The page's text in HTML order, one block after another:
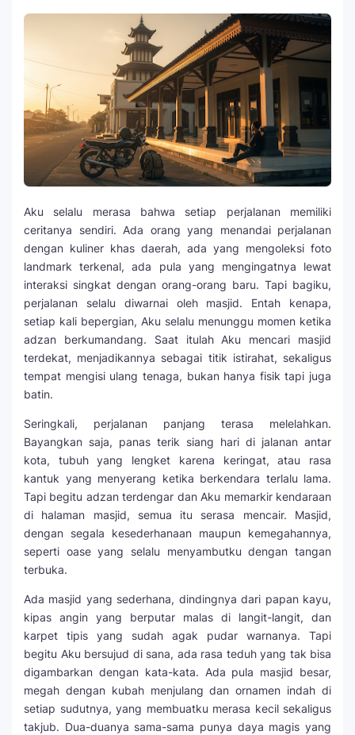
Aku selalu merasa bahwa setiap perjalanan memiliki
ceritanya sendiri. Ada orang yang menandai perjalanan
dengan kuliner khas daerah, ada yang mengoleksi foto
landmark terkenal, ada pula yang mengingatnya lewat
interaksi singkat dengan orang-orang baru. Tapi bagiku,
perjalanan selalu diwarnai oleh masjid. Entah kenapa,
setiap kali bepergian, Aku selalu menunggu momen ketika
adzan berkumandang. Saat itulah Aku mencari masjid
terdekat, menjadikannya sebagai titik istirahat, sekaligus
tempat mengisi ulang tenaga, bukan hanya fisik tapi juga
batin.
Seringkali, perjalanan panjang terasa melelahkan.
Bayangkan saja, panas terik siang hari di jalanan antar
kota, tubuh yang lengket karena keringat, atau rasa
kantuk yang menyerang ketika berkendara terlalu lama.
Tapi begitu adzan terdengar dan Aku memarkir kendaraan
di halaman masjid, semua itu serasa mencair. Masjid,
dengan segala kesederhanaan maupun kemegahannya,
seperti oase yang selalu menyambutku dengan tangan
terbuka.
Ada masjid yang sederhana, dindingnya dari papan kayu,
kipas angin yang berputar malas di langit-langit, dan
karpet tipis yang sudah agak pudar warnanya. Tapi
begitu Aku bersujud di sana, ada rasa teduh yang tak bisa
digambarkan dengan kata-kata. Ada pula masjid besar,
megah dengan kubah menjulang dan ornamen indah di
setiap sudutnya, yang membuatku merasa kecil sekaligus
takjub. Dua-duanya sama-sama punya daya magis yang